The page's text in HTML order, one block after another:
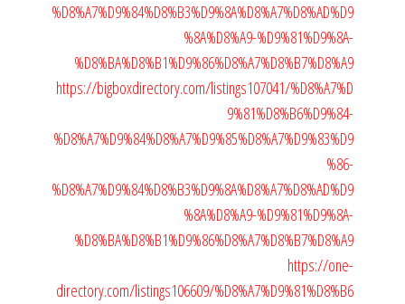
%D8%A7%D9%84%D8%B3%D9%8A%D8%A7%D8%AD%D9
%8A%D8%A9-%D9%81%D9%8A-
%D8%BA%D8%B1%D9%86%D8%A7%D8%B7%D8%A9
https://bigboxdirectory.com/listings107041/%D8%A7%D
9%81%D8%B6%D9%84-
%D8%A7%D9%84%D8%A7%D9%85%D8%A7%D9%83%D9
%86-
%D8%A7%D9%84%D8%B3%D9%8A%D8%A7%D8%AD%D9
%8A%D8%A9-%D9%81%D9%8A-
%D8%BA%D8%B1%D9%86%D8%A7%D8%B7%D8%A9
https://one-
directory.com/listings106609/%D8%A7%D9%81%D8%B6